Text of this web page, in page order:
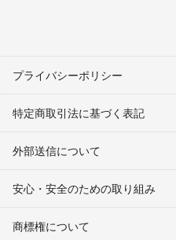
プライバシーポリシー
特定商取引法に基づく表記
外部送信について
安心・安全のための取り組み
商標権について